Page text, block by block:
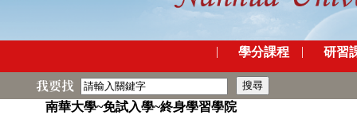
| 學分課程 | 研習
我要找
南華大學~免試入學~終身學習學院